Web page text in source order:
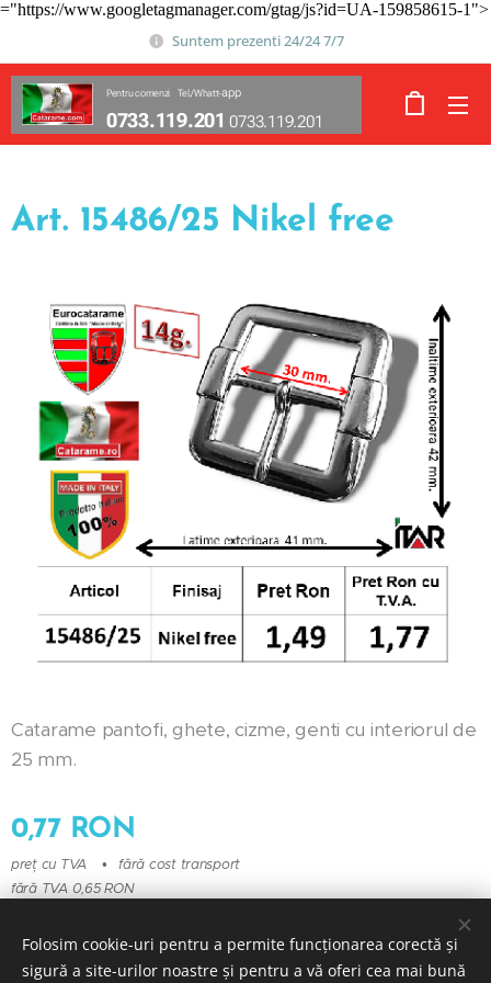
="https://www.googletagmanager.com/gtag/js?id=UA-159858615-1">
Suntem prezenti 24/24 7/7
Pentru comenzi Tel./Whatt-app
0733.119.201 0733.119.201
Art. 15486/25 Nikel free
Catarame pantofi, ghete, cizme, genti cu interiorul de
25 mm.
0,77 RON
preț cu TVA
fără cost transport
fără TVA 0,65 RON
Folosim cookie-uri pentru a permite funcționarea corectă și
sigură a site-urilor noastre și pentru a vă oferi cea mai bună